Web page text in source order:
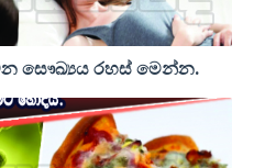
සෞඛ්‍යය රහස් මෙන්න.